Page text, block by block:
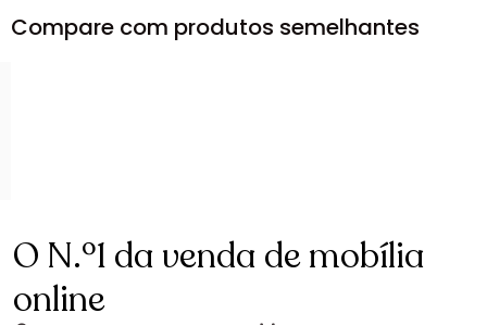
Compare com produtos semelhantes
O N.º1 da venda de mobília
online